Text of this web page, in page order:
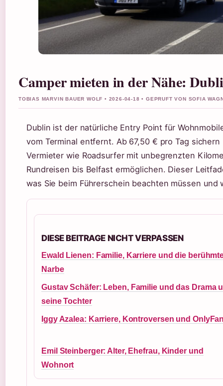
Camper mieten in der Nähe:
TOBIAS MARVIN BAUER WOLF • 2026-04-18 • GEPRUFT VON SOFIA
Dublin ist der natürliche Entry Point für
vom Terminal entfernt. Ab 67,50 € pro Tag
Vermieter wie Roadsurfer mit unbegrenzten
Rundreisen bis Belfast ermöglichen. Dieser
was Sie beim Führerschein beachten müssen
DIESE BEITRAGE NICHT VERPASSEN
Ewald Lienen: Familie, Karriere und die
Narbe
Gustav Schäfer: Leben, Familie und das Drama
seine Tochter
Iggy Azalea: Karriere, Kontroversen und
Emil Steinberger: Alter, Ehefrau, Kinder und
Wohnort